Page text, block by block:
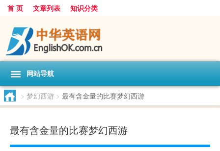
首 页 文章列表 知识分类
网站导航
> 梦幻西游 > 最有含金量的比赛梦幻西游
最有含金量的比赛梦幻西游